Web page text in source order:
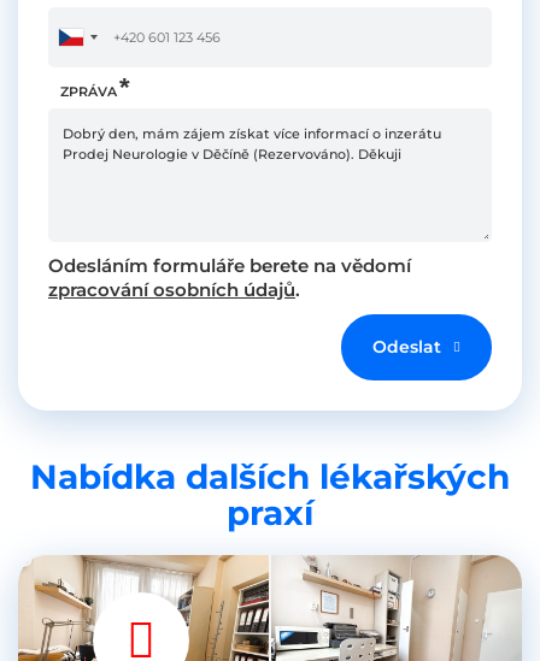
ZPRÁVA
Odesláním formuláře berete na vědomí
zpracování osobních údajů.
Odeslat
Nabídka dalších lékařských
praxí